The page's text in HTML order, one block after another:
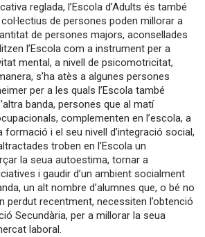
reglada, l’Escola d’Adults és també
de persones poden millorar a
de persones majors, aconsellades
l’Escola com a instrument per a
mental, a nivell de psicomotricitat,
s’ha atès a algunes persones
per a les quals l’Escola també
banda, persones que al matí
complementen en l’escola, a
formació i el seu nivell d’integració social,
troben en l’Escola un
la seua autoestima, tornar a
i gaudir d’un ambient socialment
un alt nombre d’alumnes que, o bé no
perdut recentment, necessiten l’obtenció
Secundària, per a millorar la seua
laboral.